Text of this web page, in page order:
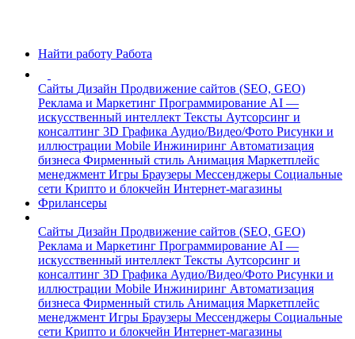
Найти работу Работа
Сайты Дизайн Продвижение сайтов (SEO, GEO)
Реклама и Маркетинг Программирование AI —
искусственный интеллект Тексты Аутсорсинг и
консалтинг 3D Графика Аудио/Видео/Фото Рисунки и
иллюстрации Mobile Инжиниринг Автоматизация
бизнеса Фирменный стиль Анимация Маркетплейс
менеджмент Игры Браузеры Мессенджеры Социальные
сети Крипто и блокчейн Интернет-магазины
Фрилансеры
Сайты Дизайн Продвижение сайтов (SEO, GEO)
Реклама и Маркетинг Программирование AI —
искусственный интеллект Тексты Аутсорсинг и
консалтинг 3D Графика Аудио/Видео/Фото Рисунки и
иллюстрации Mobile Инжиниринг Автоматизация
бизнеса Фирменный стиль Анимация Маркетплейс
менеджмент Игры Браузеры Мессенджеры Социальные
сети Крипто и блокчейн Интернет-магазины